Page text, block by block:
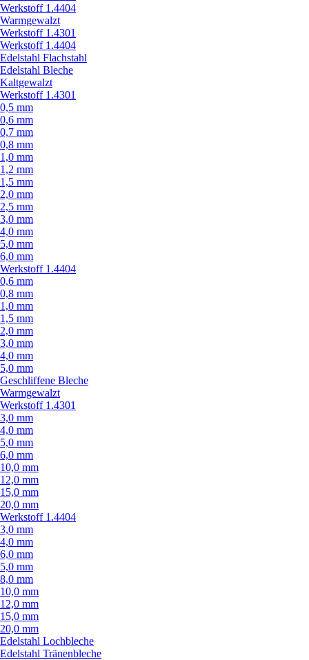
Werkstoff 1.4404
Warmgewalzt
Werkstoff 1.4301
Werkstoff 1.4404
Edelstahl Flachstahl
Edelstahl Bleche
Kaltgewalzt
Werkstoff 1.4301
0,5 mm
0,6 mm
0,7 mm
0,8 mm
1,0 mm
1,2 mm
1,5 mm
2,0 mm
2,5 mm
3,0 mm
4,0 mm
5,0 mm
6,0 mm
Werkstoff 1.4404
0,6 mm
0,8 mm
1,0 mm
1,5 mm
2,0 mm
3,0 mm
4,0 mm
5,0 mm
Geschliffene Bleche
Warmgewalzt
Werkstoff 1.4301
3,0 mm
4,0 mm
5,0 mm
6,0 mm
10,0 mm
12,0 mm
15,0 mm
20,0 mm
Werkstoff 1.4404
3,0 mm
4,0 mm
6,0 mm
5,0 mm
8,0 mm
10,0 mm
12,0 mm
15,0 mm
20,0 mm
Edelstahl Lochbleche
Edelstahl Tränenbleche